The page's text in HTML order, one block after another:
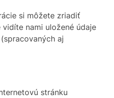
si môžete zriadiť
nami uložené údaje
aj
stránku